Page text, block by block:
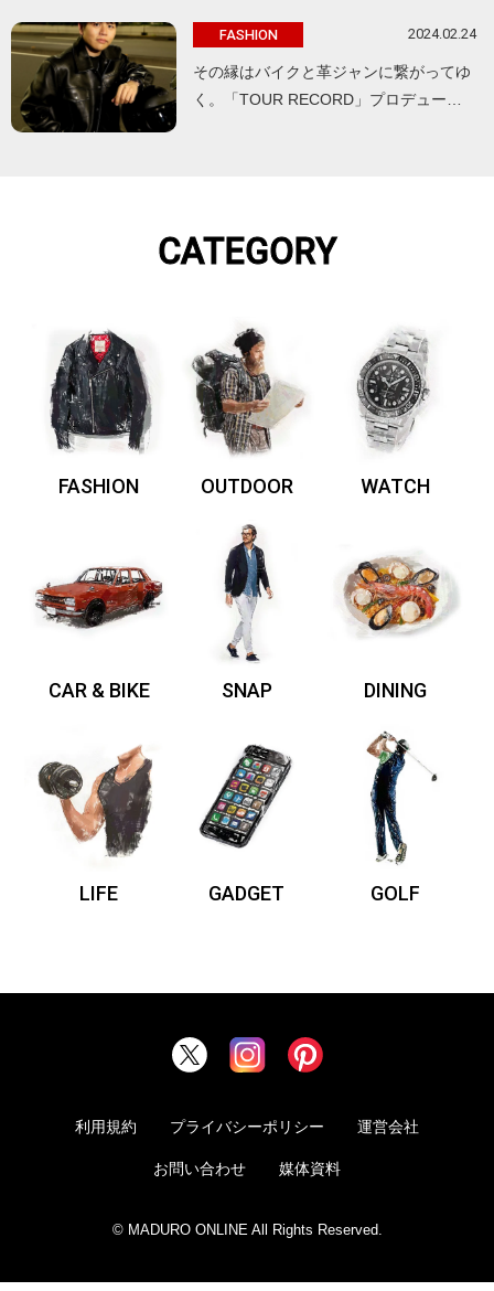
FASHION 2024.02.24
その縁はバイクと革ジャンに繋がってゆ
く。「TOUR RECORD」プロデュー…
CATEGORY
FASHION OUTDOOR WATCH
CAR & BIKE SNAP DINING
LIFE GADGET GOLF
利用規約 プライバシーポリシー 運営会社
お問い合わせ 媒体資料
© MADURO ONLINE All Rights Reserved.